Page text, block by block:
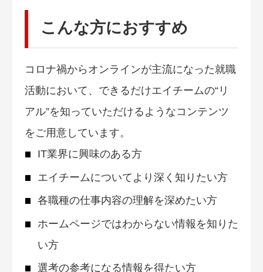
こんな方におすすめ
コロナ禍からオンラインが主流になった就職
活動において、できるだけエイチームの“リ
アル”を知っていただけるようなコンテンツ
をご用意しています。
IT業界に興味のある方
エイチームについてより深く知りたい方
各職種の仕事内容の理解を深めたい方
ホームページではわからない情報を知りた
い方
選考の参考になる情報を得たい方